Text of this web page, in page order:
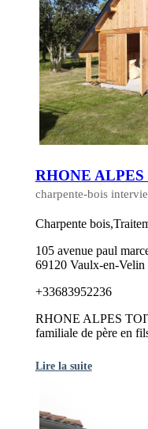
RHONE
charpente-bois
Charpente
105 avenue paul
69120 Vaulx-en-Velin
+33683952236
RHONE ALPES
familiale de père en
Lire la suite